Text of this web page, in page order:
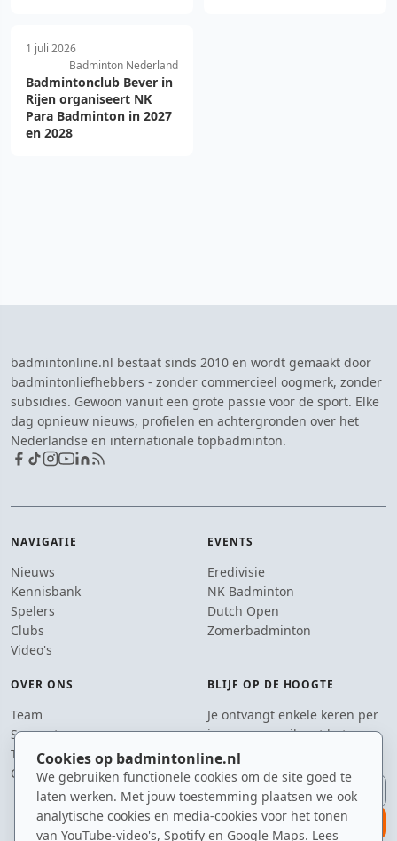
Cookies op badmintonline.nl
We gebruiken functionele cookies om de site goed te
laten werken. Met jouw toestemming plaatsen we ook
analytische cookies en media-cookies voor het tonen
van YouTube-video's, Spotify en Google Maps. Lees
1 juli 2026
Badminton Nederland
Badmintonclub Bever in
Rijen organiseert NK
Para Badminton in 2027
en 2028
badmintonline.nl bestaat sinds 2010 en wordt gemaakt door
badmintonliefhebbers - zonder commercieel oogmerk, zonder
subsidies. Gewoon vanuit een grote passie voor de sport. Elke
dag opnieuw nieuws, profielen en achtergronden over het
Nederlandse en internationale topbadminton.
NAVIGATIE
Nieuws
Kennisbank
Spelers
Clubs
Video's
EVENTS
Eredivisie
NK Badminton
Dutch Open
Zomerbadminton
OVER ONS
Team
Supporters
Tip de redactie
Contact
BLIJF OP DE HOOGTE
Je ontvangt enkele keren per
jaar een e-mail met het
laatste badmintonnieuws.
E-mailadres
aanmelden